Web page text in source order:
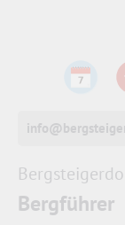
Bergführer